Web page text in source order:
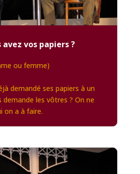
avez vos papiers ?
ou femme)
demandé ses papiers à un
demande les vôtres ? On ne
on a à faire.